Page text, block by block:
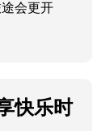
会更开
快乐时